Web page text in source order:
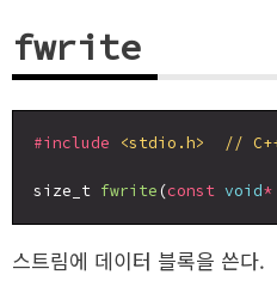
fwrite
#include <stdio.h>  // C++
size_t fwrite (const void*
스트림에 데이터 블록을 쓴다.